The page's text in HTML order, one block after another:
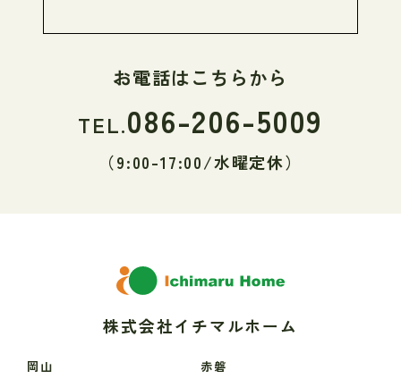
お電話はこちらから
TEL.086-206-5009
（9:00-17:00/水曜定休）
株式会社イチマルホーム
岡山
赤磐